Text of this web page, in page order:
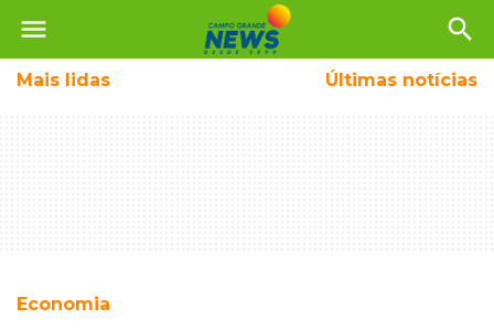
menu search
Mais lidas Últimas notícias
Economia